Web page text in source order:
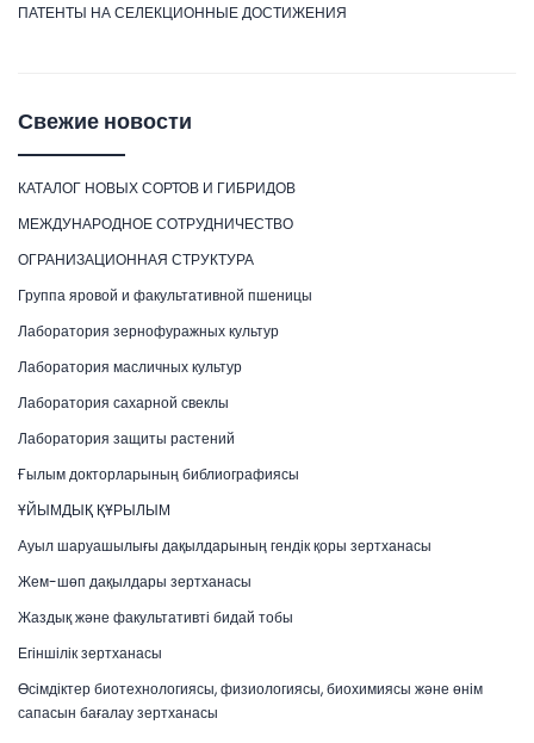
ПАТЕНТЫ НА СЕЛЕКЦИОННЫЕ ДОСТИЖЕНИЯ
Свежие новости
КАТАЛОГ НОВЫХ СОРТОВ И ГИБРИДОВ
МЕЖДУНАРОДНОЕ СОТРУДНИЧЕСТВО
ОГРАНИЗАЦИОННАЯ СТРУКТУРА
Группа яровой и факультативной пшеницы
Лаборатория зернофуражных культур
Лаборатория масличных культур
Лаборатория сахарной свеклы
Лаборатория защиты растений
Ғылым докторларының библиографиясы
ҰЙЫМДЫҚ ҚҰРЫЛЫМ
Ауыл шаруашылығы дақылдарының гендік қоры зертханасы
Жем-шөп дақылдары зертханасы
Жаздық және факультативті бидай тобы
Егіншілік зертханасы
Өсімдіктер биотехнологиясы, физиологиясы, биохимиясы және өнім
сапасын бағалау зертханасы